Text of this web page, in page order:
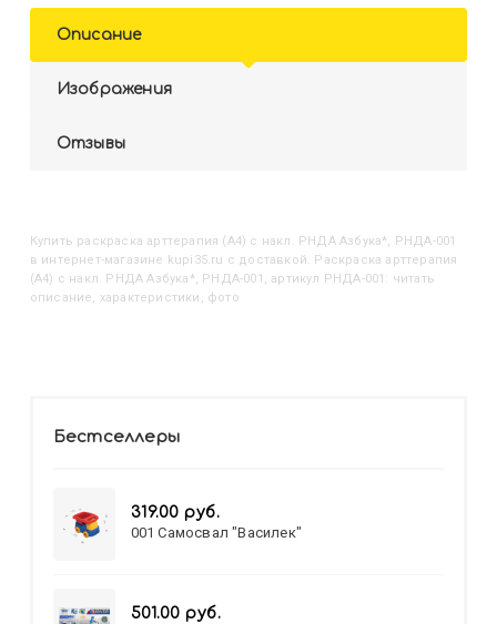
Описание
Изображения
Отзывы
Купить
Раскраска арттерапия (А4) с накл. РНДА Азбука*, РНДА-001
в интернет-магазине kupi35.ru с доставкой. Раскраска арттерапия
(А4) с накл. РНДА Азбука*, РНДА-001, артикул РНДА-001: читать
описание, характеристики, фото
Бестселлеры
319.00 руб.
001 Самосвал "Василек"
501.00 руб.